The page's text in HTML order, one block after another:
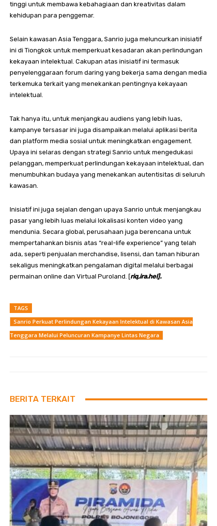
tinggi untuk membawa kebahagiaan dan kreativitas dalam
kehidupan para penggemar.
Selain kawasan Asia Tenggara, Sanrio juga meluncurkan inisiatif
ini di Tiongkok untuk memperkuat kesadaran akan perlindungan
kekayaan intelektual. Cakupan atas inisiatif ini termasuk
penyelenggaraan forum daring yang bekerja sama dengan media
terkemuka terkait yang menekankan pentingnya kekayaan
intelektual.
Tak hanya itu, untuk menjangkau audiens yang lebih luas,
kampanye tersasar ini juga disampaikan melalui aplikasi berita
dan platform media sosial untuk meningkatkan engagement.
Upaya ini selaras dengan strategi Sanrio untuk mengedukasi
pelanggan, memperkuat perlindungan kekayaan intelektual, dan
menumbuhkan budaya yang menekankan autentisitas di seluruh
kawasan.
Inisiatif ini juga sejalan dengan upaya Sanrio untuk menjangkau
pasar yang lebih luas melalui lokalisasi konten video yang
mendunia. Secara global, perusahaan juga berencana untuk
mempertahankan bisnis atas “real-life experience” yang telah
ada, seperti penjualan merchandise, lisensi, dan taman hiburan
sekaligus meningkatkan pengalaman digital melalui berbagai
permainan online dan Virtual Puroland. [riq,ira.hel].
TAGS
Sanrio Perkuat Perlindungan Kekayaan Intelektual di Kawasan Asia
Tenggara Melalui Peluncuran Kampanye Lintas Negara
BERITA TERKAIT